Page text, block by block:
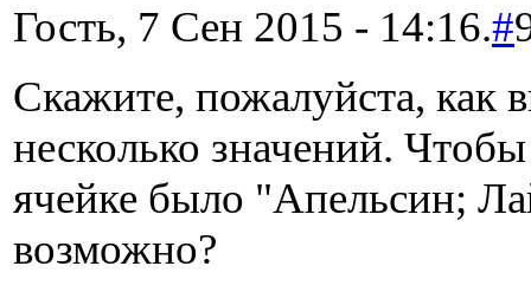
Гость, 7 Сен 2015 - 14:16.#
Скажите, пожалуйста, как
несколько значений.
ячейке было "Апельсин;
возможно?